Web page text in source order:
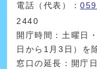
電話（代表）：
2440
開庁時間：土曜日
日から1月3日）を
窓口の延長：開庁